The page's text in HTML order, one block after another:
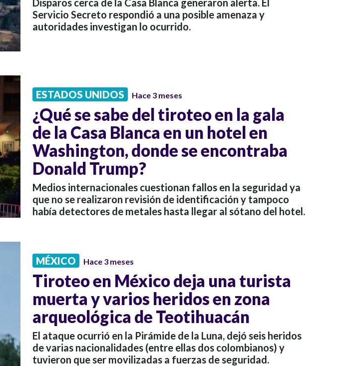
Disparos cerca de la Casa Blanca generaron alerta. El
Servicio Secreto respondió a una posible amenaza y
autoridades investigan lo ocurrido.
ESTADOS UNIDOS Hace 3 meses
¿Qué se sabe del tiroteo en la gala
de la Casa Blanca en un hotel en
Washington, donde se encontraba
Donald Trump?
Medios internacionales cuestionan fallos en la seguridad ya
que no se realizaron revisión de identificación y tampoco
había detectores de metales hasta llegar al sótano del hotel.
MÉXICO Hace 3 meses
Tiroteo en México deja una turista
muerta y varios heridos en zona
arqueológica de Teotihuacán
El ataque ocurrió en la Pirámide de la Luna, dejó seis heridos
de varias nacionalidades (entre ellas dos colombianos) y
tuvieron que ser movilizadas a fuerzas de seguridad.